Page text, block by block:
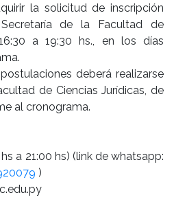
la solicitud de inscripción
de la Facultad de
a 19:30 hs., en los días
deberá realizarse
de Ciencias Jurídicas, de
al cronograma.
a 21:00 hs) (link de whatsapp:
)